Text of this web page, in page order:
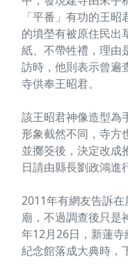
「平番」有功的王
的墳塋有被原住民出
紙、不帶牲禮，理由
訪時，他則表示曾遍
寺供奉王昭君。
該王昭君神像造型為
形象截然不同，寺方
並擲筊後，決定改成
日請由縣長劉政鴻進
2011年有網友告訴
廟，不過調查後只是
年12月26日，新蓮
紀念館落成大典時，